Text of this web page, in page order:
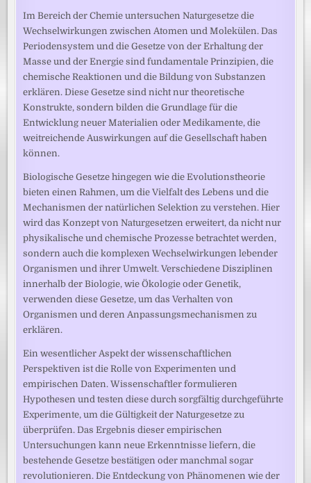
Im Bereich der Chemie untersuchen Naturgesetze die
Wechselwirkungen zwischen Atomen und Molekülen. Das
Periodensystem und die Gesetze von der Erhaltung der
Masse und der Energie sind fundamentale Prinzipien, die
chemische Reaktionen und die Bildung von Substanzen
erklären. Diese Gesetze sind nicht nur theoretische
Konstrukte, sondern bilden die Grundlage für die
Entwicklung neuer Materialien oder Medikamente, die
weitreichende Auswirkungen auf die Gesellschaft haben
können.
Biologische Gesetze hingegen wie die Evolutionstheorie
bieten einen Rahmen, um die Vielfalt des Lebens und die
Mechanismen der natürlichen Selektion zu verstehen. Hier
wird das Konzept von Naturgesetzen erweitert, da nicht nur
physikalische und chemische Prozesse betrachtet werden,
sondern auch die komplexen Wechselwirkungen lebender
Organismen und ihrer Umwelt. Verschiedene Disziplinen
innerhalb der Biologie, wie Ökologie oder Genetik,
verwenden diese Gesetze, um das Verhalten von
Organismen und deren Anpassungsmechanismen zu
erklären.
Ein wesentlicher Aspekt der wissenschaftlichen
Perspektiven ist die Rolle von Experimenten und
empirischen Daten. Wissenschaftler formulieren
Hypothesen und testen diese durch sorgfältig durchgeführte
Experimente, um die Gültigkeit der Naturgesetze zu
überprüfen. Das Ergebnis dieser empirischen
Untersuchungen kann neue Erkenntnisse liefern, die
bestehende Gesetze bestätigen oder manchmal sogar
revolutionieren. Die Entdeckung von Phänomenen wie der